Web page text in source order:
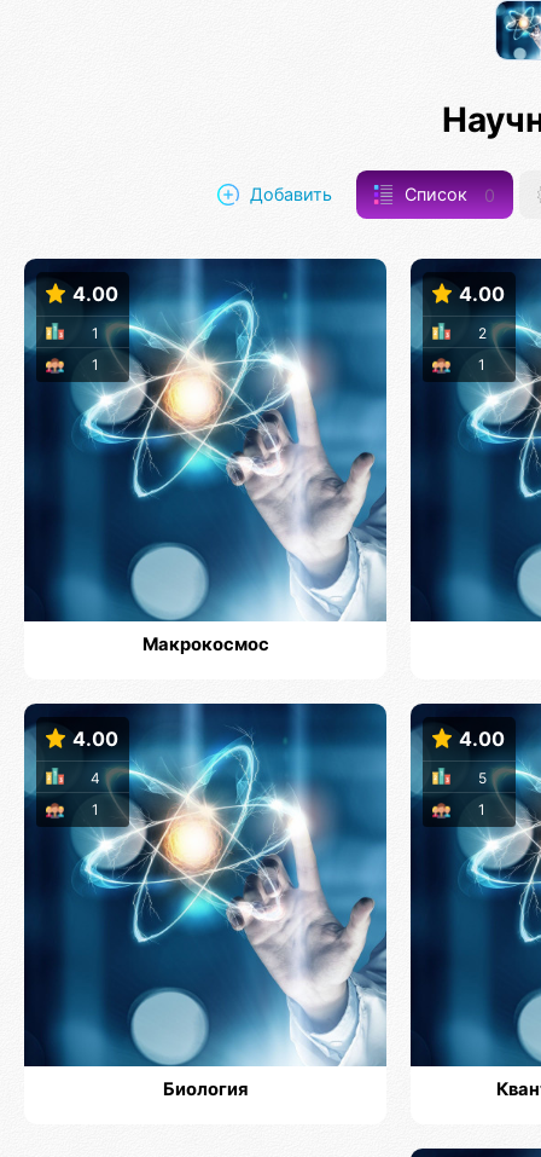
Добавить Список 0
4.00
1
1
Макрокосмос
4.00
1
2
4.00
1
4
Биология
4.00
1
5